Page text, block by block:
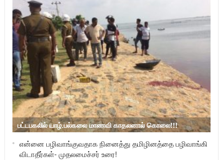
பட்டபகலில் யாழ்.பல்கலை மாணவி காதலனால் கொலை!!!
என்னை பழிவாங்குவதாக நினைத்து தமிழினத்தை பழிவாங்கி
விடாதீர்கள்- முதலமைச்சர் உரை!